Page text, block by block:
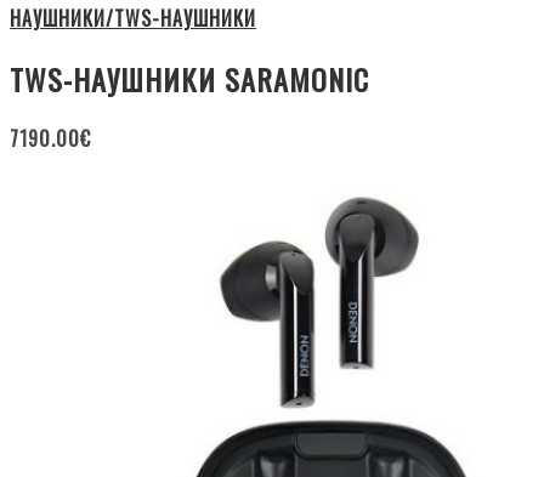
НАУШНИКИ/TWS-НАУШНИКИ
TWS-НАУШНИКИ SARAMONIC
7190.00€